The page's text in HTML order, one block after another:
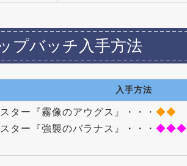
プバッチ入手方法
入手方法
ター『霧像のアウグス』・・・ ◆◆
ター『強襲のバラナス』・・・ ◆◆◆